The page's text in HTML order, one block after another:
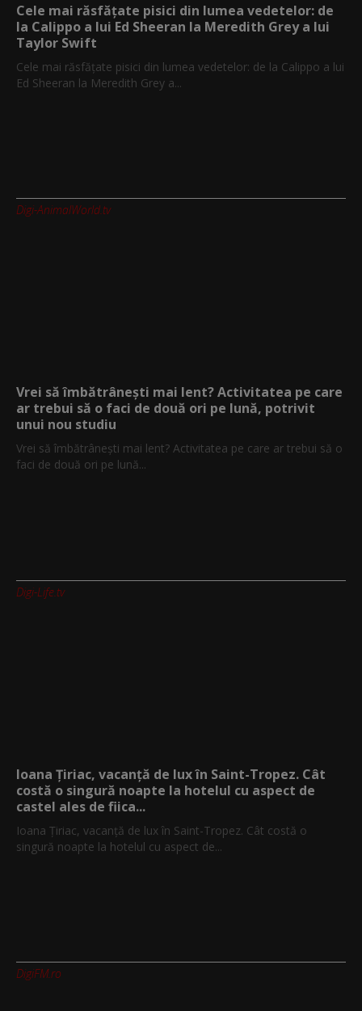
Cele mai răsfățate pisici din lumea vedetelor: de
la Calippo a lui Ed Sheeran la Meredith Grey a lui
Taylor Swift
Cele mai răsfățate pisici din lumea vedetelor: de la Calippo a lui
Ed Sheeran la Meredith Grey a...
Digi-AnimalWorld.tv
Vrei să îmbătrânești mai lent? Activitatea pe care
ar trebui să o faci de două ori pe lună, potrivit
unui nou studiu
Vrei să îmbătrânești mai lent? Activitatea pe care ar trebui să o
faci de două ori pe lună...
Digi-Life.tv
Ioana Țiriac, vacanță de lux în Saint-Tropez. Cât
costă o singură noapte la hotelul cu aspect de
castel ales de fiica...
Ioana Țiriac, vacanță de lux în Saint-Tropez. Cât costă o
singură noapte la hotelul cu aspect de...
DigiFM.ro